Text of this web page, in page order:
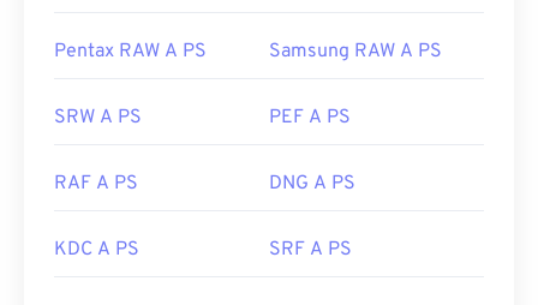
Pentax RAW A PS Samsung RAW A PS
SRW A PS PEF A PS
RAF A PS DNG A PS
KDC A PS SRF A PS